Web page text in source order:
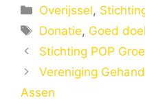
Categorieën
Overijssel,
Tags
Donatie, Goed doel
Stichting POP
Vereniging
Assen